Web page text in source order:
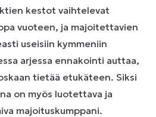
kestot vaihtelevat
vuoteen, ja majoitettavien
useisiin kymmeniin
arjessa ennakointi auttaa,
tietää etukäteen. Siksi
on myös luotettava ja
majoituskumppani.